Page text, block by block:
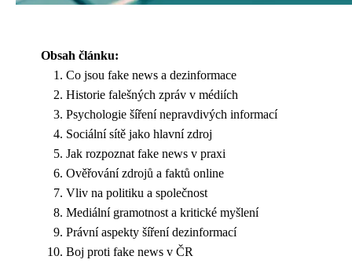
Obsah článku:
Co jsou fake news a dezinformace
Historie falešných zpráv v médiích
Psychologie šíření nepravdivých informací
Sociální sítě jako hlavní zdroj
Jak rozpoznat fake news v praxi
Ověřování zdrojů a faktů online
Vliv na politiku a společnost
Mediální gramotnost a kritické myšlení
Právní aspekty šíření dezinformací
Boj proti fake news v ČR